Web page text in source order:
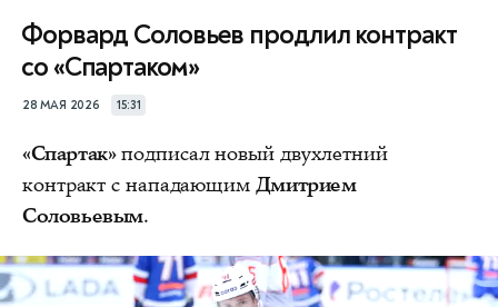
Форвард Соловьев продлил контракт
со «Спартаком»
28 МАЯ 2026 15:31
«Спартак»подписал новый двухлетний
контракт с нападающим Дмитрием
Соловьевым.